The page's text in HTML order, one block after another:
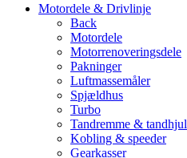
Motordele & Drivlinje
Back
Motordele
Motorrenoveringsdele
Pakninger
Luftmassemåler
Spjældhus
Turbo
Tandremme & tandhjul
Kobling & speeder
Gearkasser